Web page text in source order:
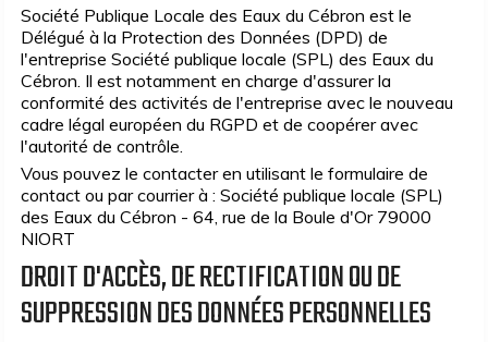
Société Publique Locale des Eaux du Cébron est le
Délégué à la Protection des Données (DPD) de
l'entreprise Société publique locale (SPL) des Eaux du
Cébron. Il est notamment en charge d'assurer la
conformité des activités de l'entreprise avec le nouveau
cadre légal européen du RGPD et de coopérer avec
l'autorité de contrôle.
Vous pouvez le contacter en utilisant le formulaire de
contact ou par courrier à : Société publique locale (SPL)
des Eaux du Cébron - 64, rue de la Boule d'Or 79000
NIORT
DROIT D'ACCÈS, DE RECTIFICATION OU DE
SUPPRESSION DES DONNÉES PERSONNELLES